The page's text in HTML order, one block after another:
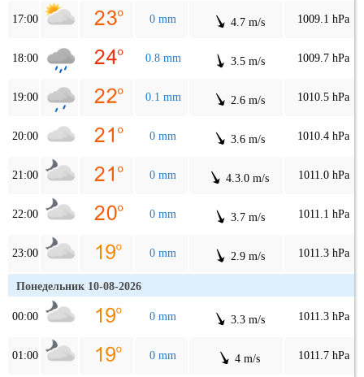
17:00 0 mm 4.7 m/s 1009.1 hPa
18:00 0.8 mm 3.5 m/s 1009.7 hPa
19:00 0.1 mm 2.6 m/s 1010.5 hPa
20:00 0 mm 3.6 m/s 1010.4 hPa
21:00 0 mm 4.3.0 m/s 1011.0 hPa
22:00 0 mm 3.7 m/s 1011.1 hPa
23:00 0 mm 2.9 m/s 1011.3 hPa
Понедельник 10-08-2026
00:00 0 mm 3.3 m/s 1011.3 hPa
01:00 0 mm 4 m/s 1011.7 hPa